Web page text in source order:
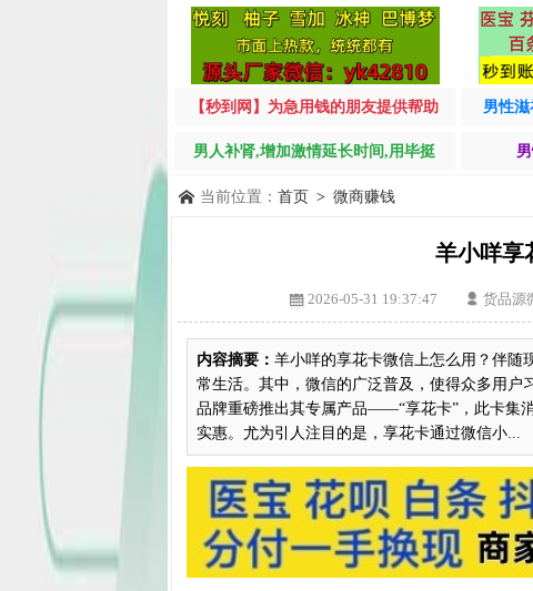
【秒到网】为急用钱的朋友提供帮助 男性
男人补肾,增加激情延长时间,用毕挺
当前位置： 首页 > 微商赚钱
羊小咩享
2026-05-31 19:37:47 货品源
内容摘要： 羊小咩的享花卡微信上怎么用？伴随
常生活。其中，微信的广泛普及，使得众多用
品牌重磅推出其专属产品——“享花卡”，此卡集
实惠。尤为引人注目的是，享花卡通过微信小...